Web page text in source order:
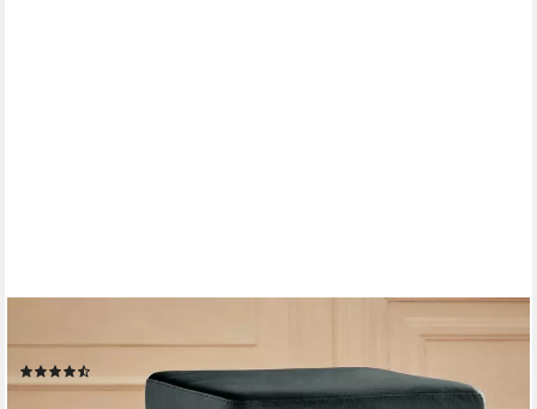
Hocker Salla, Bezug auch in Luxus-Microfaser in Teddyfelloptik
169,99 €